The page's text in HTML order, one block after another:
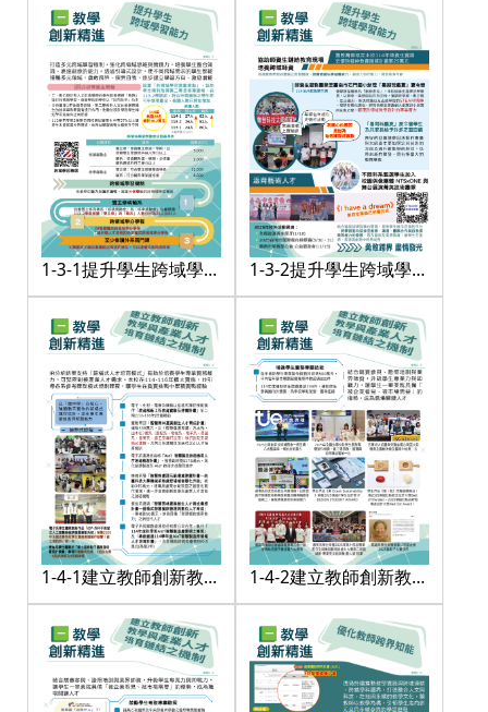
1-3-1提升學生跨域學習
能力
1-3-2提升學生跨域學習
能力
1-4-1建立教師創新教學
與產業人才培育鏈結之
機制
1-4-2建立教師創新教學
與產業人才培育鏈結之
機制